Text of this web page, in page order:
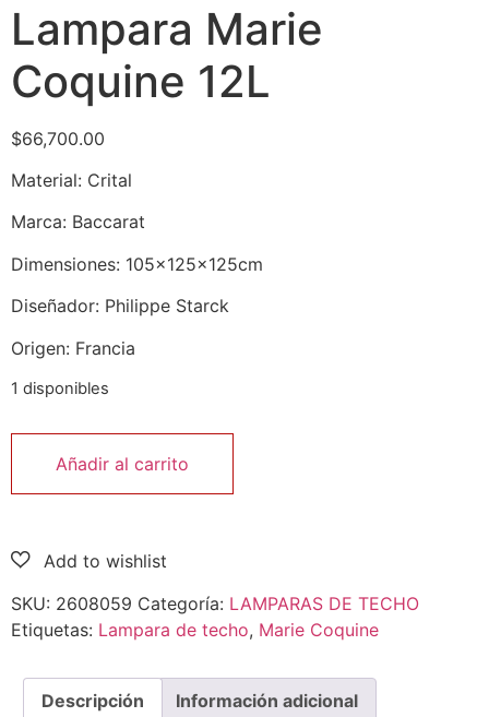
Lampara Marie
Coquine 12L
$66,700.00
Material: Crital
Marca: Baccarat
Dimensiones: 105x125x125cm
Diseñador: Philippe Starck
Origen: Francia
1 disponibles
Añadir al carrito
SKU: 2608059 Categoría: LAMPARAS DE TECHO
Etiquetas: Lampara de techo, Marie Coquine
Descripción Información adicional